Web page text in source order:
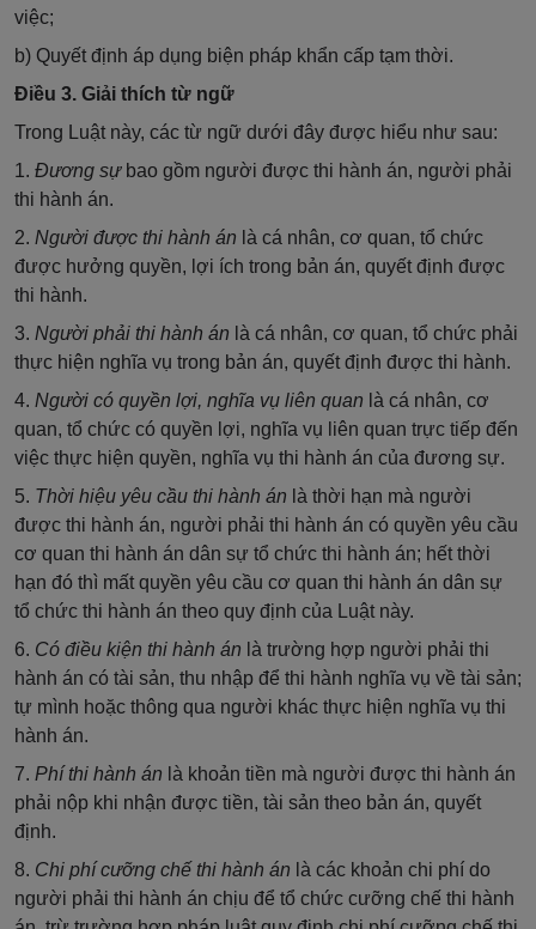
việc;
b) Quyết định áp dụng biện pháp khẩn cấp tạm thời.
Điều 3. Giải thích từ ngữ
Trong Luật này, các từ ngữ dưới đây được hiểu như sau:
1. Đương sự bao gồm người được thi hành án, người phải
thi hành án.
2. Người được thi hành án là cá nhân, cơ quan, tổ chức
được hưởng quyền, lợi ích trong bản án, quyết định được
thi hành.
3. Người phải thi hành án là cá nhân, cơ quan, tổ chức phải
thực hiện nghĩa vụ trong bản án, quyết định được thi hành.
4. Người có quyền lợi, nghĩa vụ liên quan là cá nhân, cơ
quan, tổ chức có quyền lợi, nghĩa vụ liên quan trực tiếp đến
việc thực hiện quyền, nghĩa vụ thi hành án của đương sự.
5. Thời hiệu yêu cầu thi hành án là thời hạn mà người
được thi hành án, người phải thi hành án có quyền yêu cầu
cơ quan thi hành án dân sự tổ chức thi hành án; hết thời
hạn đó thì mất quyền yêu cầu cơ quan thi hành án dân sự
tổ chức thi hành án theo quy định của Luật này.
6. Có điều kiện thi hành án là trường hợp người phải thi
hành án có tài sản, thu nhập để thi hành nghĩa vụ về tài sản;
tự mình hoặc thông qua người khác thực hiện nghĩa vụ thi
hành án.
7. Phí thi hành án là khoản tiền mà người được thi hành án
phải nộp khi nhận được tiền, tài sản theo bản án, quyết
định.
8. Chi phí cưỡng chế thi hành án là các khoản chi phí do
người phải thi hành án chịu để tổ chức cưỡng chế thi hành